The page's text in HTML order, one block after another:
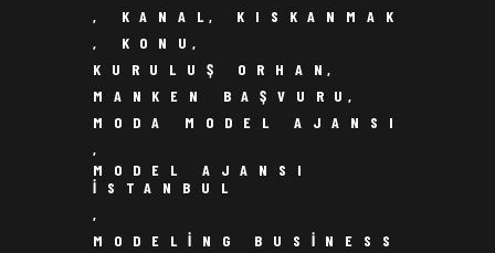
, KANAL, KISKANMAK
, KONU,
KURULUŞ ORHAN,
MANKEN BAŞVURU,
MODA MODEL AJANSI
,
MODEL AJANSI
ISTANBUL
,
MODELING BUSINESS